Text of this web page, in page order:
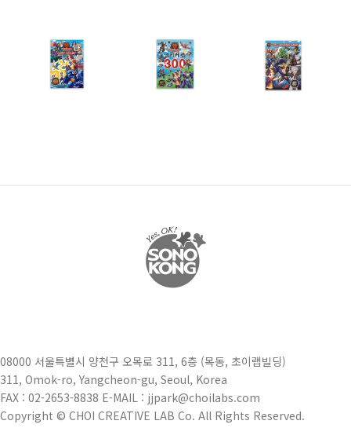
08000 서울특별시 양천구 오목로 311, 6층 (목동, 초이랩빌딩)
311, Omok-ro, Yangcheon-gu, Seoul, Korea
FAX : 02-2653-8838 E-MAIL : jjpark@choilabs.com
Copyright © CHOI CREATIVE LAB Co. All Rights Reserved.